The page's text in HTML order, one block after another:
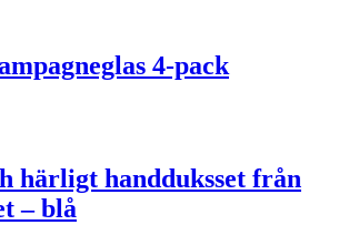
4-pack
härligt handduksset från
– blå